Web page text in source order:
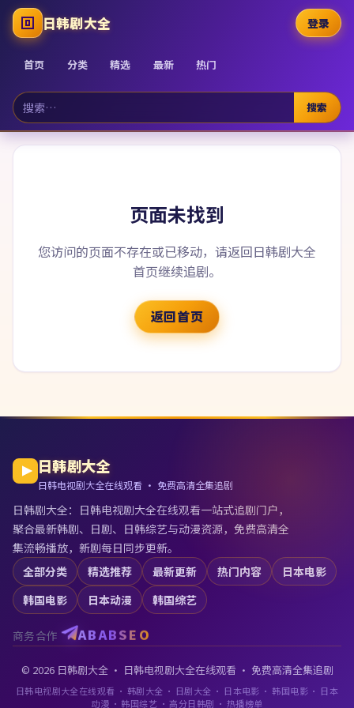
日韩剧大全
首页 分类 精选 最新 热门
搜索
登录
页面未找到
您访问的页面不存在或已移动，请返回日韩剧大全
首页继续追剧。
返回首页
日韩剧大全
日韩电视剧大全在线观看 · 免费高清全集追剧
日韩剧大全： 日韩电视剧大全在线观看一站式追剧门户，
聚合最新韩剧、日剧、日韩综艺与动漫资源，免费高清全
集流畅播放，新剧每日同步更新。
全部分类
精选推荐 最新更新 热门内容
日本电影
韩国电影
日本动漫 韩国综艺
商务合作 ABABSEO
© 2026 日韩剧大全· 日韩电视剧大全在线观看· 免费高清全集追剧
日韩电视剧大全在线观看 · 韩剧大全 · 日剧大全 · 日本电影 · 韩国电影 · 日本
动漫 · 韩国综艺 · 高分日韩剧 · 热播榜单